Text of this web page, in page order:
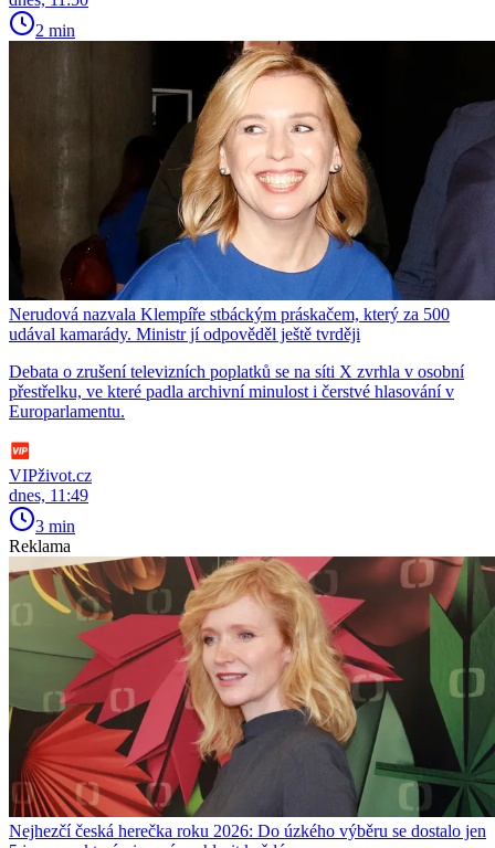
2 min
Nerudová nazvala Klempíře stbáckým práskačem, který za 500
udával kamarády. Ministr jí odpověděl ještě tvrději
Debata o zrušení televizních poplatků se na síti X zvrhla v osobní
přestřelku, ve které padla archivní minulost i čerstvé hlasování v
Europarlamentu.
VIPživot.cz
dnes, 11:49
3 min
Reklama
Nejhezčí česká herečka roku 2026: Do úzkého výběru se dostalo jen